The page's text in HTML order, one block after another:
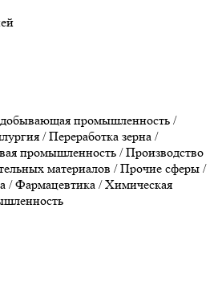
промышленность /
/ Переработка зерна /
промышленность / Производство
материалов / Прочие сферы /
/ Фармацевтика / Химическая